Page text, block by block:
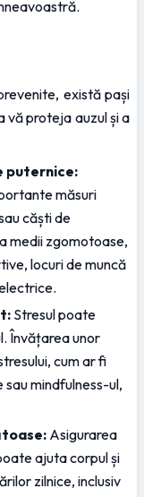
există pași
vă proteja auzul și a
puternice:
măsuri
căști de
medii zgomotoase,
locuri de muncă
Stresul poate
Învățarea unor
cum ar fi
mindfulness-ul,
Asigurarea
ajuta corpul și
zilnice, inclusiv